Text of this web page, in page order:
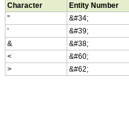
Character Entity Number
"
&#34;
'
&#39;
&
&#38;
<
&#60;
>
&#62;